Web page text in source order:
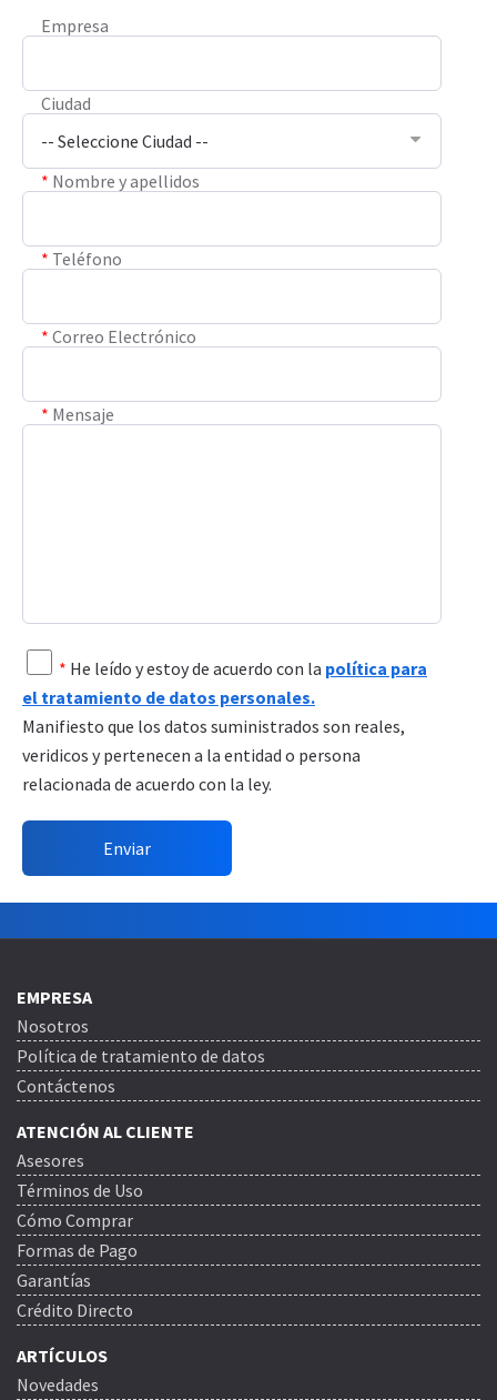
Empresa
Ciudad
* Nombre y apellidos
* Teléfono
* Correo Electrónico
* Mensaje
* He leído y estoy de acuerdo con la política para
el tratamiento de datos personales.
Manifiesto que los datos suministrados son reales,
veridicos y pertenecen a la entidad o persona
relacionada de acuerdo con la ley.
Enviar
EMPRESA
Nosotros
Política de tratamiento de datos
Contáctenos
ATENCIÓN AL CLIENTE
Asesores
Términos de Uso
Cómo Comprar
Formas de Pago
Garantías
Crédito Directo
ARTÍCULOS
Novedades